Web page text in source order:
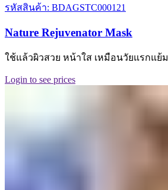
รหัสสินค้า: BDAGSTC000121
Nature Rejuvenator Mask
ใช้แล้วผิวสวย หน้าใส เหมือนวัยแรกแย้ม
Login to see prices